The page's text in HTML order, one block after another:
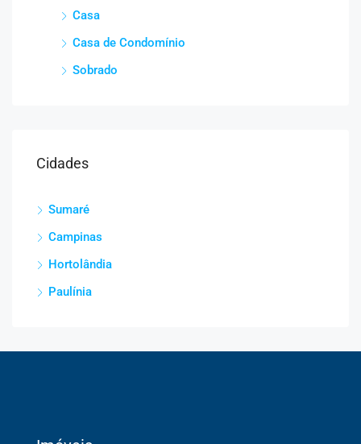
Casa
Casa de Condomínio
Sobrado
Cidades
Sumaré
Campinas
Hortolândia
Paulínia